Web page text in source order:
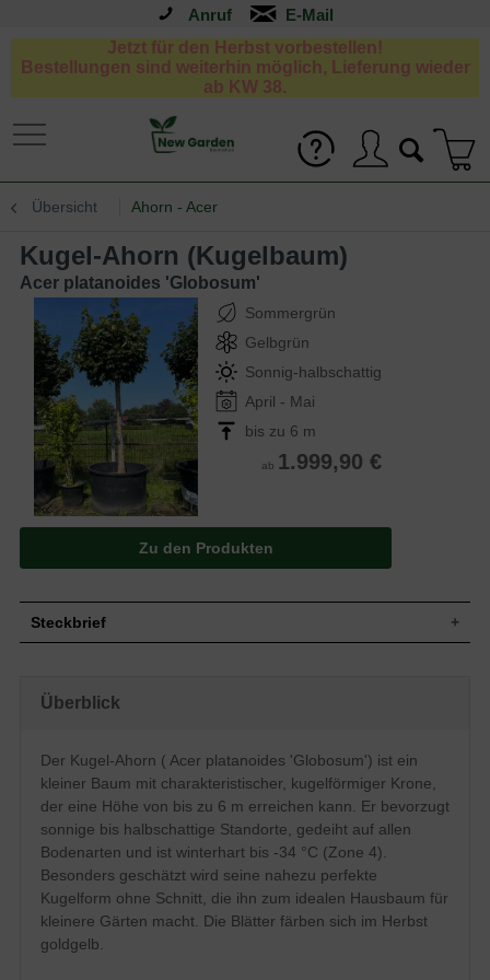
Anruf
Jetzt für den Herbst vorbestellen!
Bestellungen sind weiterhin möglich, Lieferung wieder
ab KW 38.
Übersicht Ahorn - Acer
Kugel-Ahorn (Kugelbaum)
Acer platanoides 'Globosum'
Sommergrün
Gelbgrün
Sonnig-halbschattig
April - Mai
bis zu 6 m
ab 1.999,90 €
Zu den Produkten
Steckbrief
Wuchs
Blatt
Oben glänzend grün, unten heller, im
Herbst goldgelb, 5 bis 7 lappig, ca. 18 cm
groß
Frucht
Rotbraune Fruchtflügel
Blüte
Endständige gelbgrüne Doldentrauben im
äußeren Kronenbereich vor dem
Laubaustrieb
Blütezeit
April / Mai
Rinde
Überblick
Der Kugel-Ahorn ( Acer platanoides 'Globosum') ist ein
kleiner Baum mit charakteristischer, kugelförmiger Krone,
der eine Höhe von bis zu 6 m erreichen kann. Er bevorzugt
sonnige bis halbschattige Standorte, gedeiht auf allen
Bodenarten und ist winterhart bis -34 °C (Zone 4).
Besonders geschätzt wird seine nahezu perfekte
Kugelform ohne Schnitt, die ihn zum idealen Hausbaum für
kleinere Gärten macht. Die Blätter färben sich im Herbst
goldgelb.